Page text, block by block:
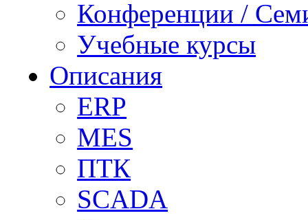
Конференции /
Учебные курсы
Описания
ERP
MES
ПТК
SCADA